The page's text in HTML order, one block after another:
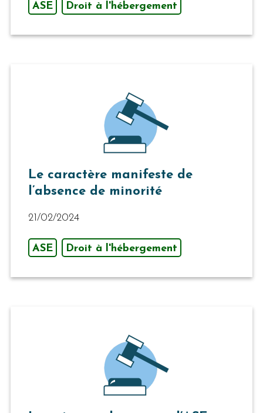
ASE Droit à l'hébergement
Le caractère manifeste de
l’absence de minorité
21/02/2024
ASE Droit à l'hébergement